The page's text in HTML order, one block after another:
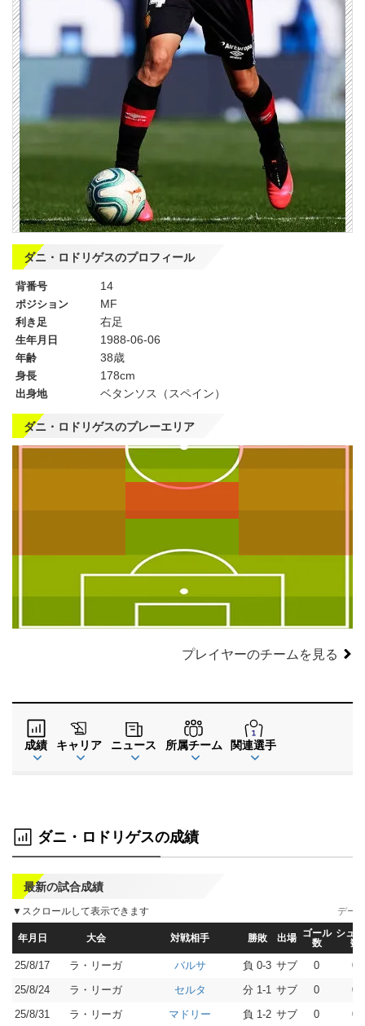
ダニ・ロドリゲスのプロフィール
背番号 14
ポジション MF
利き足 右足
生年月日 1988-06-06
年齢 38歳
身長 178cm
出身地 ベタンソス（スペイン）
ダニ・ロドリゲスのプレーエリア
左
CF
右
CMF
CB
SB
GK
プレイヤーのチームを見る
成績 キャリア ニュース 所属チーム 関連選手
ダニ・ロドリゲスの成績
最新の試合成績
▼スクロールして表示できます
年月日 大会 対戦相手 勝敗 出場 ゴール
数
シュ
数
25/8/17 ラ・リーガ バルサ 負 0-3 サブ 0
0
25/8/24
ラ・リーガ セルタ 分 1-1 サブ 0
0
25/8/31
ラ・リーガ マドリー 負 1-2 サブ 0
0
デー